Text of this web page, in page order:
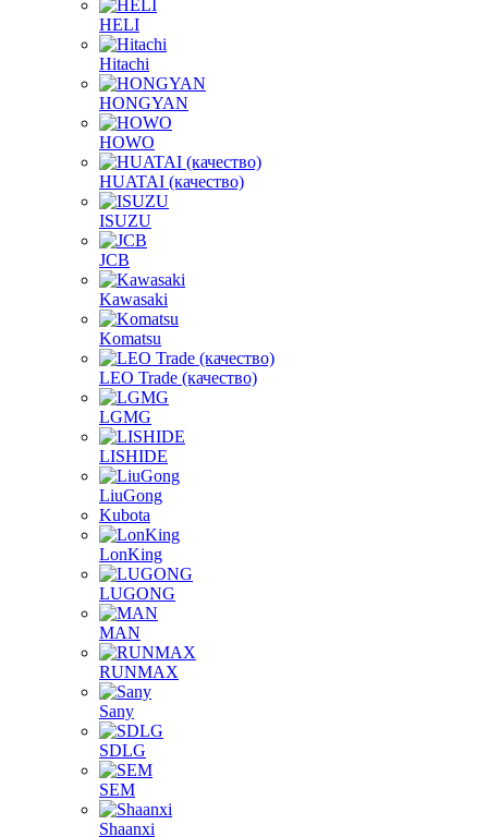
HELI
Hitachi
HONGYAN
HOWO
HUATAI (качество)
ISUZU
JCB
Kawasaki
Komatsu
LEO Trade (качество)
LGMG
LISHIDE
LiuGong
Kubota
LonKing
LUGONG
MAN
RUNMAX
Sany
SDLG
SEM
Shaanxi